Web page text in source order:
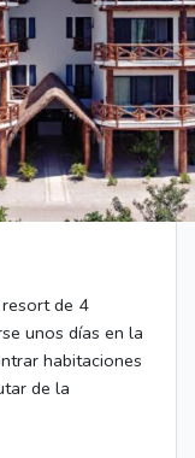
de 4
unos días en la
habitaciones
de la